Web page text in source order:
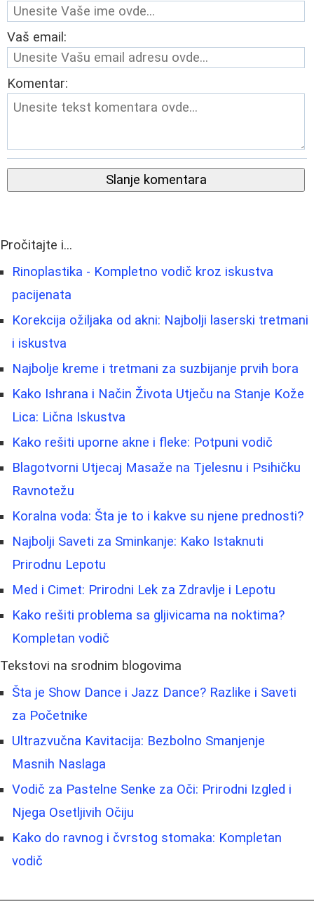
Vaš email:
Komentar:
Slanje komentara
Pročitajte i...
Rinoplastika - Kompletno vodič kroz iskustva
pacijenata
Korekcija ožiljaka od akni: Najbolji laserski tretmani
i iskustva
Najbolje kreme i tretmani za suzbijanje prvih bora
Kako Ishrana i Način Života Utječu na Stanje Kože
Lica: Lična Iskustva
Kako rešiti uporne akne i fleke: Potpuni vodič
Blagotvorni Utjecaj Masaže na Tjelesnu i Psihičku
Ravnotežu
Koralna voda: Šta je to i kakve su njene prednosti?
Najbolji Saveti za Sminkanje: Kako Istaknuti
Prirodnu Lepotu
Med i Cimet: Prirodni Lek za Zdravlje i Lepotu
Kako rešiti problema sa gljivicama na noktima?
Kompletan vodič
Tekstovi na srodnim blogovima
Šta je Show Dance i Jazz Dance? Razlike i Saveti
za Početnike
Ultrazvučna Kavitacija: Bezbolno Smanjenje
Masnih Naslaga
Vodič za Pastelne Senke za Oči: Prirodni Izgled i
Njega Osetljivih Očiju
Kako do ravnog i čvrstog stomaka: Kompletan
vodič